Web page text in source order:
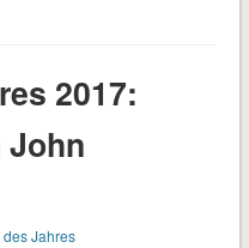
2017:
John
Jahres